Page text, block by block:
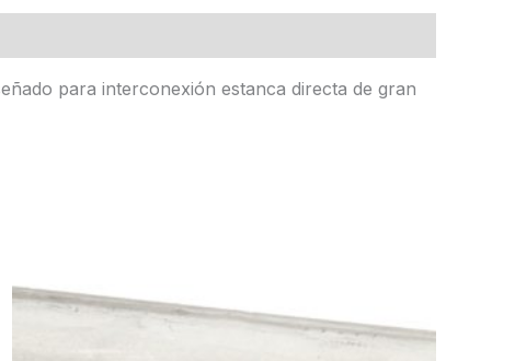
para interconexión estanca directa de gran